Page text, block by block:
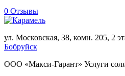
0 Отзывы
ул. Московская, 38, комн. 205, 2
Бобруйск
ООО «Макси-Гарант» Услуги